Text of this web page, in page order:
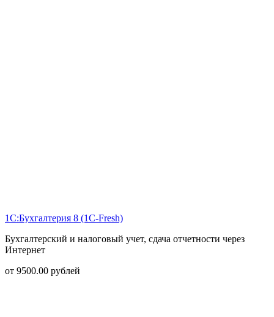
1С:Бухгалтерия 8 (1С-Fresh)
Бухгалтерский и налоговый учет, сдача отчетности через
Интернет
от 9500.00 рублей